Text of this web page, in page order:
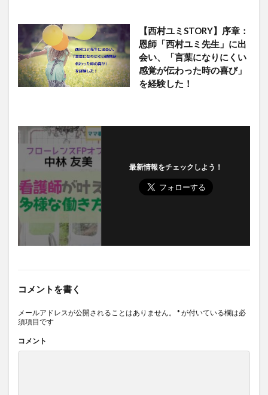
【西村ユミSTORY】序章：
恩師「西村ユミ先生」に出
会い、「言葉になりにくい
感覚が伝わった時の喜び」
を経験した！
最新情報をチェックしよう！
コメントを書く
メールアドレスが公開されることはありません。 *が付いている欄は必
須項目です
コメント